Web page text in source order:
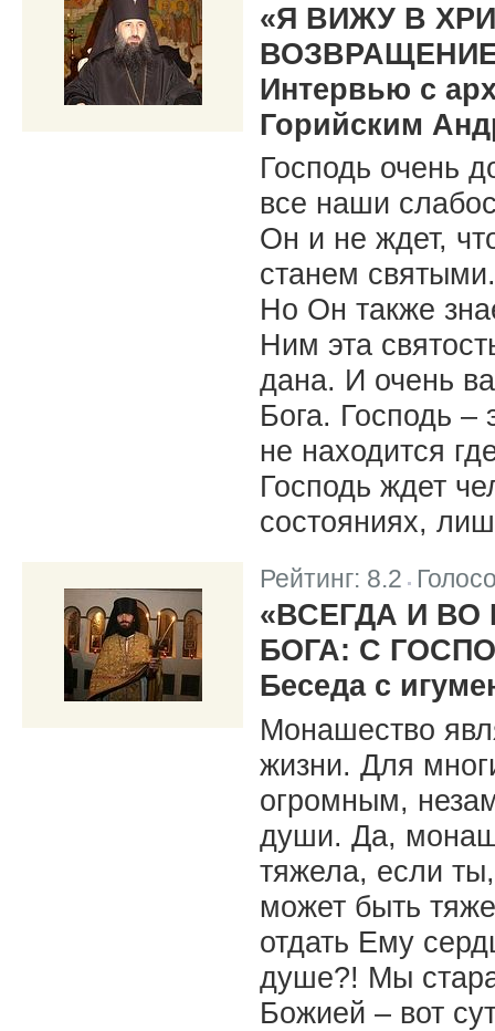
«Я ВИЖУ В
Интервью с
Горийским
Господь очень
все наши
Он и не ждет,
станем
Но Он также
Ним эта
дана. И очень
Бога. Господь –
не находится
Господь ждет
состояниях,
Рейтинг: 8.2
«ВСЕГДА И
БОГА: С
Беседа с
Монашество
жизни. Для
огромным,
души. Да,
тяжела, если
может быть
отдать Ему
душе?! Мы
Божией – вот